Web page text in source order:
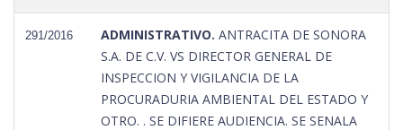
291/2016 ADMINISTRATIVO. ANTRACITA DE SONORA
S.A. DE C.V. VS DIRECTOR GENERAL DE
INSPECCION Y VIGILANCIA DE LA
PROCURADURIA AMBIENTAL DEL ESTADO Y
OTRO. . SE DIFIERE AUDIENCIA. SE SENALA